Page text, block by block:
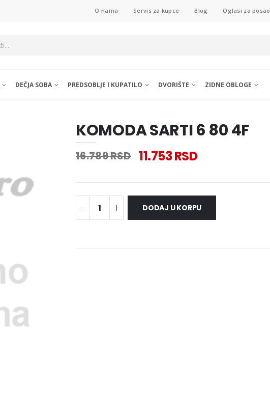
O nama Servis za kupce Blog Oglasi za posao
DEČJA SOBA PREDSOBLJE I KUPATILO DVORIŠTE ZIDNE OBLOGE
KOMODA SARTI 6 80 4F
16.789 RSD 11.753 RSD